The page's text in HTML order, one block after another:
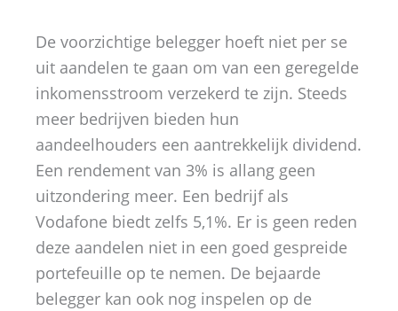
De voorzichtige belegger hoeft niet per se
uit aandelen te gaan om van een geregelde
inkomensstroom verzekerd te zijn. Steeds
meer bedrijven bieden hun
aandeelhouders een aantrekkelijk dividend.
Een rendement van 3% is allang geen
uitzondering meer. Een bedrijf als
Vodafone biedt zelfs 5,1%. Er is geen reden
deze aandelen niet in een goed gespreide
portefeuille op te nemen. De bejaarde
belegger kan ook nog inspelen op de